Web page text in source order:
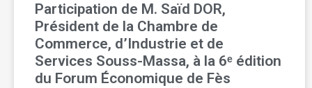
Participation de M. Saïd DOR,
Président de la Chambre de
Commerce, d’Industrie et de
Services Souss-Massa, à la 6ᵉ édition
du Forum Économique de Fès